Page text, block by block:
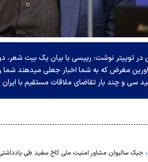
توییتر نوشت: رییسی با بیان یک بیت شعر،
مغرض که به شما اخبار جعلی میدهند شما را
سی و چند بار تقاضای ملاقات مستقیم با ایران
جیک سالیوان مشاور امنیت ملی کاخ سفید طی یادداشتی